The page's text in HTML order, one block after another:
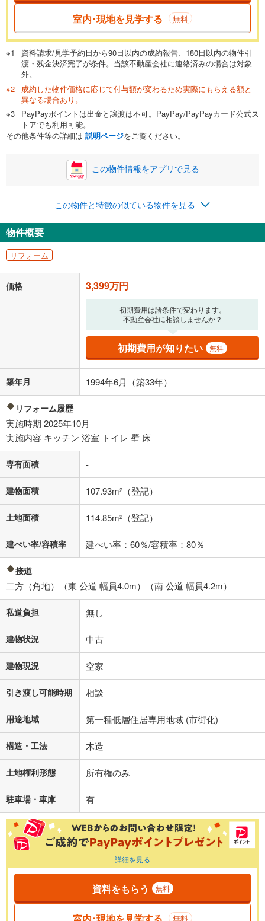
一般的には最長35年まで借り入れ可能です。多くの金融機関
が完済時の年齢は80歳までを条件としています。
閉じる
頭金 万円
0万円 3,399万円
自己資金から住宅購入にかけられる金額を入力してくださ
い。一般的には物件価格の2割までが目安です。
閉じる
ボーナス
万円
0円
ナス時の増額分（1回分）を入力してください。
ボーナス払いの限度額は金融機関によって異なります。
閉じる
月々の返済額
る値は、実際の金融機関等における貸出金利とは何ら関係がなく、実際
の金融機関等における貸出金利を何ら保証するものではありません。返
済方法「元利均等返済」にて算出しております。入力された金利を35年
適用した場合の計算結果を表示しています。
その他月額費用や、初期費用がかかります。ご注意ください。実際にお
借り入れの際は各金融機関等に、必ずご自身でご確認をお願いいたしま
条件によってお借り入れができないことがあります。
不動産会社に購入相談をする 無料
閉じる
室内･現地を見学する 無料
資料請求/見学予約日から90日以内の成約報告、180日以内の物件引
渡・残金決済完了が条件。当該不動産会社に連絡済みの場合は対象
外。
成約した物件価格に応じて付与額が変わるため実際にもらえる額と
異なる場合あり。
PayPayポイントは出金と譲渡は不可。PayPay/PayPayカード公式ス
トアでも利用可能。
その他条件等の詳細は 説明ページをご覧ください。
この物件情報をアプリで見る
この物件と特徴の似ている物件を見る
物件概要
リフォーム
価格 3,399万円
初期費用は諸条件で変わります。
不動産会社に相談しませんか？
初期費用が知りたい 無料
築年月 1994年6月（築33年）
リフォーム履歴
実施時期 2025年10月
実施内容 キッチン 浴室 トイレ 壁 床
専有面積 -
建物面積 107.93m2 （登記）
土地面積 114.85m2 （登記）
建ぺい率/容積率 建ぺい率：60％/容積率：80％
接道
二方（角地）（東 公道 幅員4.0m）（南 公道 幅員4.2m）
私道負担 無し
建物状況 中古
建物現況 空家
引き渡し可能時期 相談
用途地域 第一種低層住居専用地域 (市街化)
構造・工法 木造
土地権利形態 所有権のみ
駐車場・車庫 有
詳細を見る
資料をもらう 無料
室内･現地を見学する 無料